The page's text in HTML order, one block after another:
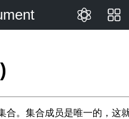
合。集合成员是唯一的，这